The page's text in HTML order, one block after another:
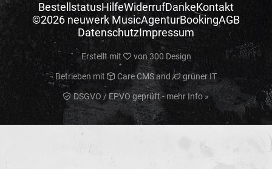
BestellstatusHilfeWiderrufDankeKontakt
©2026 neuwerk MusicAgenturBookingAGB
DatenschutzImpressum
Erstellt mit von300 Design
Betrieben mit Care CMSand grüner IT
DSGVO / EPVO geprüft - mehr Info »